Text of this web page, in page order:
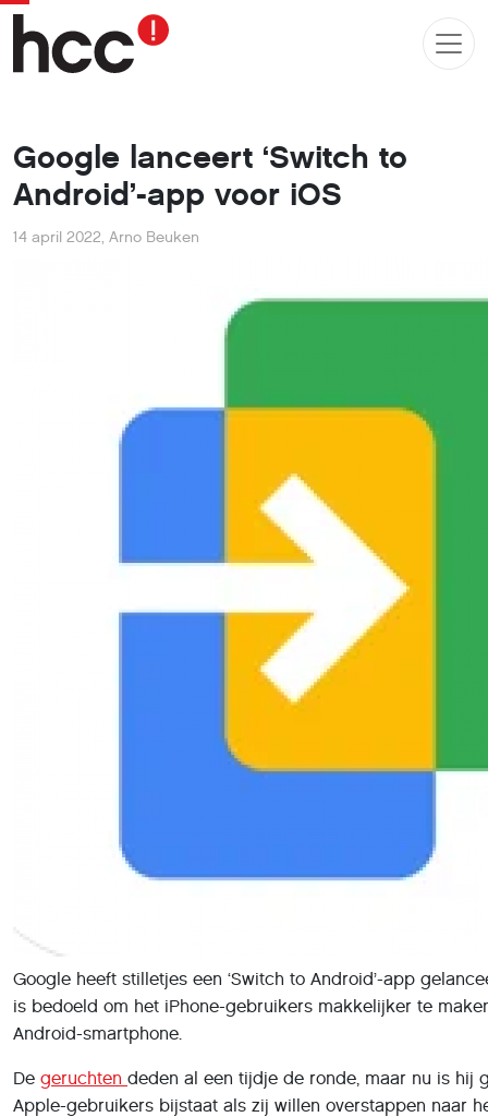
Google lanceert ‘Switch to
Android’-app voor iOS
14 april 2022, Arno Beuken
Google heeft stilletjes een ‘Switch to Android’-app
is bedoeld om het iPhone-gebruikers makkelijker te
Android-smartphone.
De geruchten deden al een tijdje de ronde, maar nu is hij
Apple-gebruikers bijstaat als zij willen overstappen naar